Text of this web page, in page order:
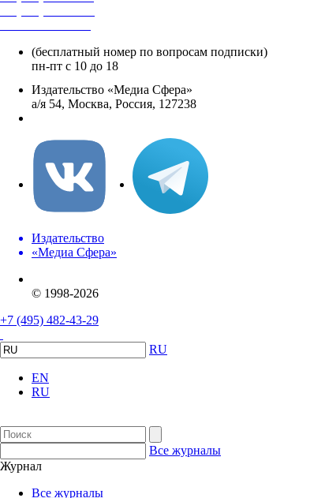
(бесплатный номер по вопросам подписки)
пн-пт с 10 до 18
Издательство «Медиа Сфера»
а/я 54, Москва, Россия, 127238
Издательство
«Медиа Сфера»
© 1998-2026
+7 (495) 482-43-29
RU
EN
RU
Все журналы
Журнал
Все журналы